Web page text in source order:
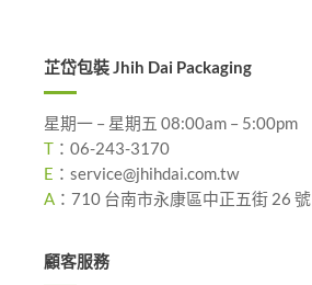
芷岱包裝 Jhih Dai Packaging
星期一 – 星期五 08:00am – 5:00pm
T ： 06-243-3170
E ： service@jhihdai.com.tw
A ： 710 台南市永康區中正五街 26 號
顧客服務